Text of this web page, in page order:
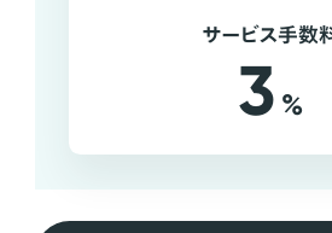
サービス手数
3 %